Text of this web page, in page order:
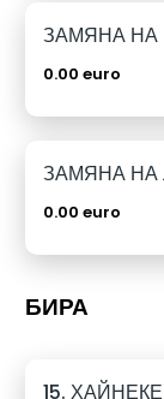
0.00 euro
0.00 euro
БИРА
15.